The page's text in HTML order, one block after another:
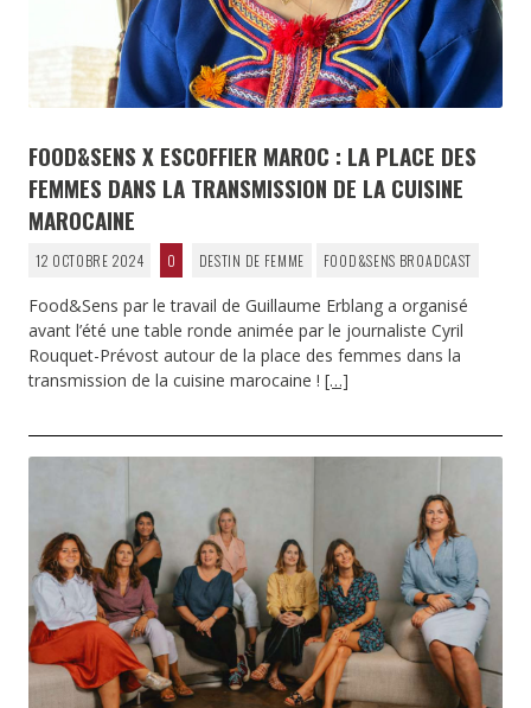
FOOD&SENS X ESCOFFIER MAROC : LA PLACE DES
FEMMES DANS LA TRANSMISSION DE LA CUISINE
MAROCAINE
12 OCTOBRE 2024 0 DESTIN DE FEMME FOOD&SENS BROADCAST
Food&Sens par le travail de Guillaume Erblang a organisé
avant l’été une table ronde animée par le journaliste Cyril
Rouquet-Prévost autour de la place des femmes dans la
transmission de la cuisine marocaine ! […]